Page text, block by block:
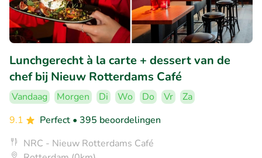
Lunchgerecht à la carte + dessert van de
chef bij Nieuw Rotterdams Café
Vandaag Morgen Di Wo Do Vr
Za
9.1
Perfect • 395 beoordelingen
NRC - Nieuw Rotterdams Café